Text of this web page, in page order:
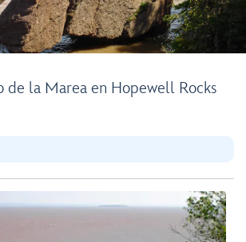
de la Marea en Hopewell Rocks